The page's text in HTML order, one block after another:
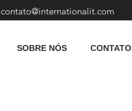
contato@internationalit.com
SOBRE NÓS CONTATO